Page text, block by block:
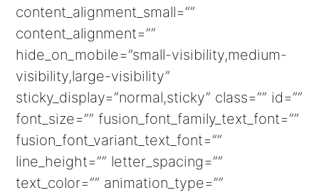
content_alignment_small=””
content_alignment=””
hide_on_mobile=”small-visibility,medium-
visibility,large-visibility”
sticky_display=”normal,sticky” class=”” id=””
font_size=”” fusion_font_family_text_font=””
fusion_font_variant_text_font=””
line_height=”” letter_spacing=””
text_color=”” animation_type=””